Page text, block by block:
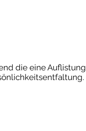
die eine Auflistung